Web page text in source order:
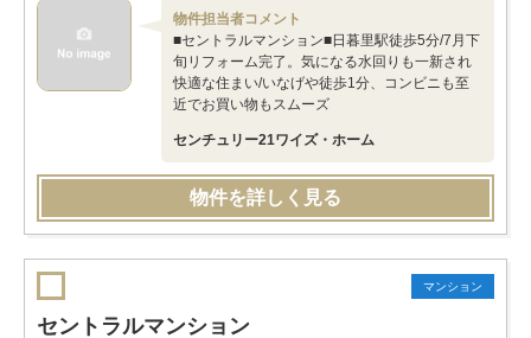
物件担当者コメント
■セントラルマンション■日暮里駅徒歩5分/7月下
旬リフォーム完了。気になる水回りも一新され
快適な住まい/いなげや徒歩1分、コンビニも至
近でお買い物もスムーズ
センチュリー21ワイズ・ホーム
物件を詳しく見る
マンション
セントラルマンション